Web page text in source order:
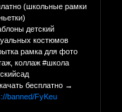
(школьные рамки
детский
костюмов
рамка для фото
коллаж #школа
бесплатно →
banned/FyKeu